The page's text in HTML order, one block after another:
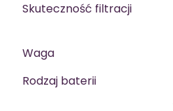
Skuteczność filtracji
Waga
Rodzaj baterii